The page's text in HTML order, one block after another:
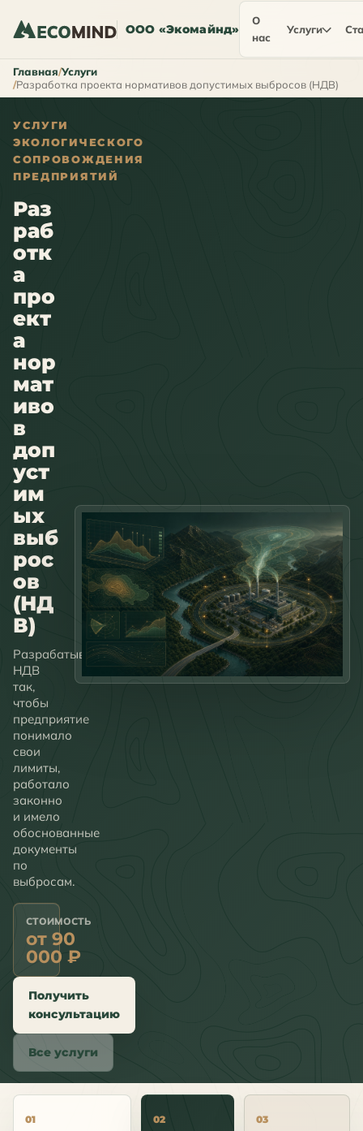
ООО «Экомайнд»
О
нас
Услуги
Главная Услуги
Разработка проекта нормативов допустимых выбросов (НДВ)
УСЛУГИ
ЭКОЛОГИЧЕСКОГО
СОПРОВОЖДЕНИЯ
ПРЕДПРИЯТИЙ
Раз
раб
отк
а
про
ект
а
нор
мат
иво
в
доп
уст
им
ых
выб
рос
ов
(НД
В)
Разрабатываем
НДВ
так,
чтобы
предприятие
понимало
свои
лимиты,
работало
законно
и имело
обоснованные
документы
по
выбросам.
СТОИМОСТЬ
от 90
000 ₽
Получить
консультацию
Все услуги
01 02 03